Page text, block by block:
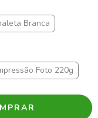
Branca
Foto 220g